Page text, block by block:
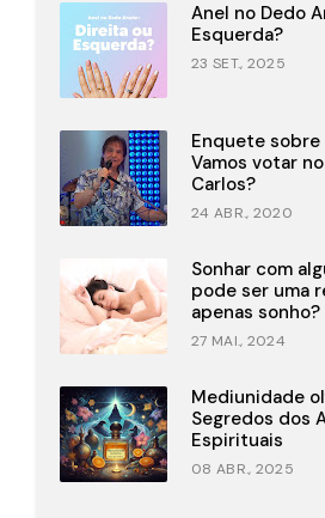
Anel no Dedo
Esquerda?
23 SET., 2025
Enquete sobre
Vamos votar
Carlos?
24 ABR., 2020
Sonhar com
pode ser uma
apenas sonho?
27 MAI., 2024
Mediunidade
Segredos dos
Espirituais
08 ABR., 2025